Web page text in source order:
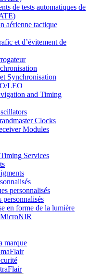
de tests automatiques de
aérienne tactique
et d’évitement de
Synchronisation
LEO
and Timing
Clocks
Modules
Services
personnalisés
personnalisés
en forme de la lumière
MicroNIR
marque